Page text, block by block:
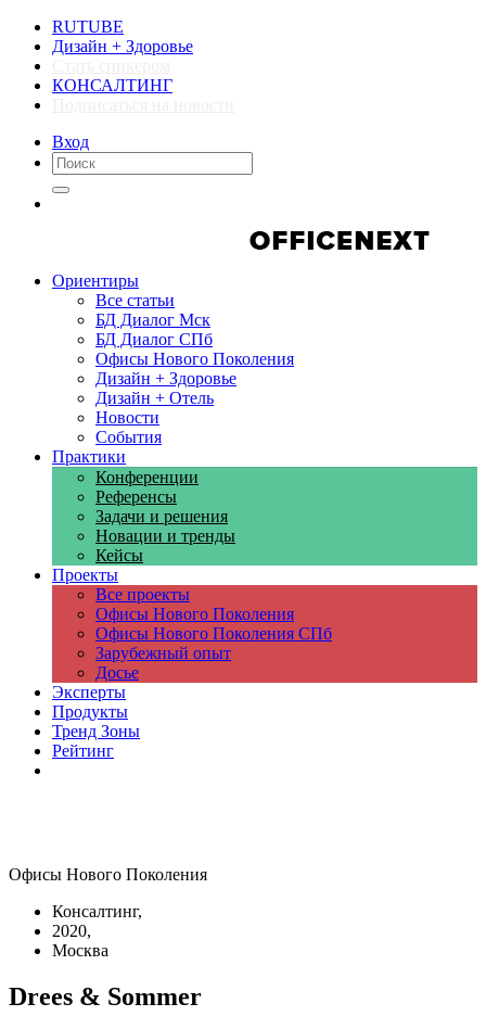
RUTUBE
Дизайн + Здоровье
КОНСАЛТИНГ
Вход
Ориентиры
Все статьи
БД Диалог Мск
БД Диалог СПб
Офисы Нового Поколения
Дизайн + Здоровье
Дизайн + Отель
Новости
События
Практики
Конференции
Референсы
Задачи и решения
Новации и тренды
Кейсы
Проекты
Все проекты
Офисы Нового Поколения
Офисы Нового Поколения СПб
Зарубежный опыт
Досье
Эксперты
Продукты
Тренд Зоны
Рейтинг
Офисы Нового Поколения
Консалтинг,
2020,
Москва
Drees & Sommer